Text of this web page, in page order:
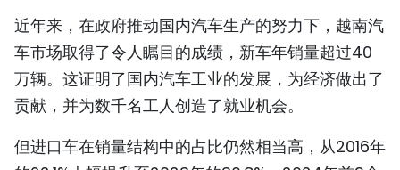
多功能媒体
图表新闻
图库
视频
近年来，在政府推动国内汽车生产的努力下，越南汽
车市场取得了令人瞩目的成绩，新车年销量超过40
万辆。这证明了国内汽车工业的发展，为经济做出了
贡献，并为数千名工人创造了就业机会。
但进口车在销量结构中的占比仍然相当高，从2016年